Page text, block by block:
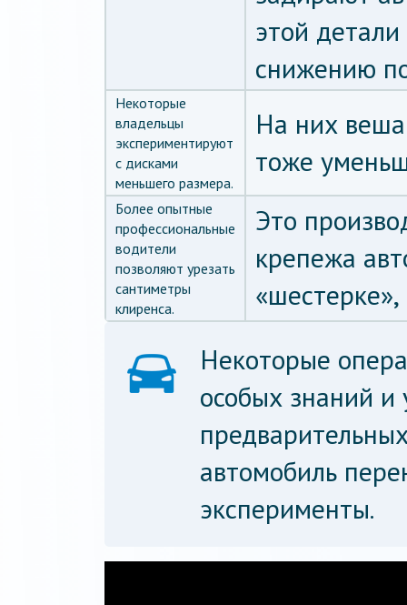
этой
снижению
Некоторые
владельцы
экспериментируют
с дисками
меньшего размера.
На них
тоже
Более опытные
профессиональные
водители
позволяют урезать
сантиметры
клиренса.
Это
крепежа
Некоторые
особых знаний и
автомобиль
эксперименты.